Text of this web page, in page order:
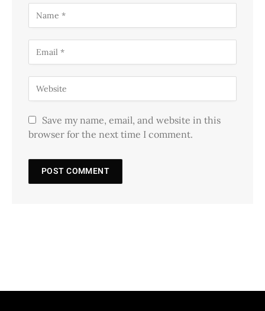
Save my name, email, and website in this
browser for the next time I comment.